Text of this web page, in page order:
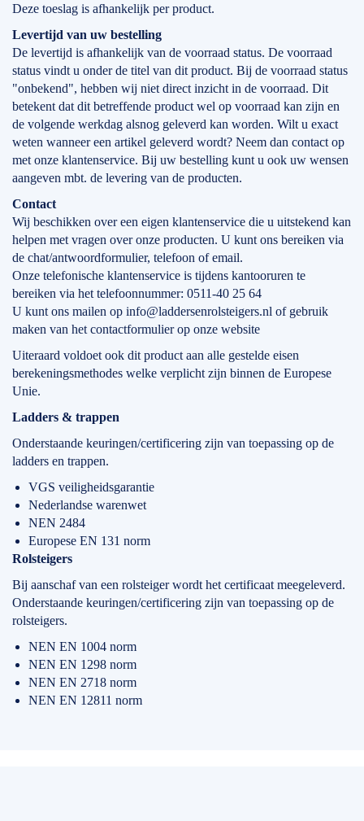
Deze toeslag is afhankelijk per product.
Levertijd van uw bestelling
De levertijd is afhankelijk van de voorraad status. De voorraad
status vindt u onder de titel van dit product. Bij de voorraad status
"onbekend", hebben wij niet direct inzicht in de voorraad. Dit
betekent dat dit betreffende product wel op voorraad kan zijn en
de volgende werkdag alsnog geleverd kan worden. Wilt u exact
weten wanneer een artikel geleverd wordt? Neem dan contact op
met onze klantenservice. Bij uw bestelling kunt u ook uw wensen
aangeven mbt. de levering van de producten.
Contact
Wij beschikken over een eigen klantenservice die u uitstekend kan
helpen met vragen over onze producten. U kunt ons bereiken via
de chat/antwoordformulier, telefoon of email.
Onze telefonische klantenservice is tijdens kantooruren te
bereiken via het telefoonnummer: 0511-40 25 64
U kunt ons mailen op info@laddersenrolsteigers.nl of gebruik
maken van het contactformulier op onze website
Uiteraard voldoet ook dit product aan alle gestelde eisen
berekeningsmethodes welke verplicht zijn binnen de Europese
Unie.
Ladders & trappen
Onderstaande keuringen/certificering zijn van toepassing op de
ladders en trappen.
VGS veiligheidsgarantie
Nederlandse warenwet
NEN 2484
Europese EN 131 norm
Rolsteigers
Bij aanschaf van een rolsteiger wordt het certificaat meegeleverd.
Onderstaande keuringen/certificering zijn van toepassing op de
rolsteigers.
NEN EN 1004 norm
NEN EN 1298 norm
NEN EN 2718 norm
NEN EN 12811 norm